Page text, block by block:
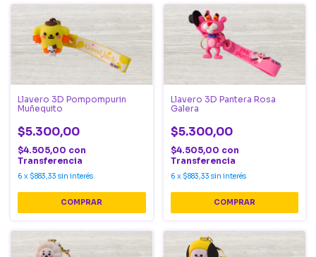
Llavero 3D Pompompurin
Muñequito
$5.300,00
$4.505,00 con
Transferencia
6 x $883,33 sin interés
Llavero 3D Pantera Rosa
Galera
$5.300,00
$4.505,00 con
Transferencia
6 x $883,33 sin interés